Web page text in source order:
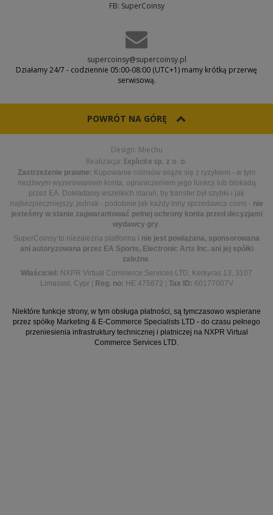
FB: SuperCoinsy
supercoinsy@supercoinsy.pl
Działamy 24/7 - codziennie 05:00-08:00 (UTC+1) mamy krótką przerwę
serwisową.
POWRÓT NA GÓRĘ
Design: Miechu
Realizacja: Explicite sp. z o. o.
Zastrzeżenie prawne: Kupowanie coinsów wiąże się z ryzykiem - w tym
możliwym wyzerowaniem konta, ograniczeniem jego funkcji lub blokadą
przez EA. Dokładamy wszelkich starań, by transfer był szybki i jak
najbezpieczniejszy, jednak - podobnie jak każdy inny sprzedawca coins - nie
jesteśmy w stanie zagwarantować pełnej ochrony konta przed decyzjami
wydawcy gry.
SuperCoinsy to niezależna platforma i nie jest powiązana, sponsorowana
ani autoryzowana przez EA Sports, Electronic Arts Inc. ani jej spółki
zależne.
Właściciel: NXPR Virtual Commerce Services LTD, Kerkyras 13, 3107
Limassol, Cypr
Reg. no: HE 475872 Tax ID: 60177007V
Niektóre funkcje strony, w tym obsługa płatności, są tymczasowo wspierane
przez spółkę Marketing & E-Commerce Specialists LTD - do czasu pełnego
przeniesienia infrastruktury technicznej i płatniczej na NXPR Virtual
Commerce Services LTD.